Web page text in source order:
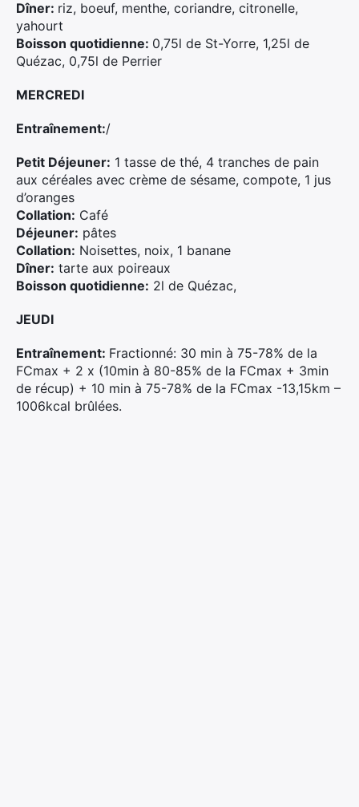
Dîner: riz, boeuf, menthe, coriandre, citronelle,
yahourt
Boisson quotidienne: 0,75l de St-Yorre, 1,25l de
Quézac, 0,75l de Perrier
MERCREDI
Entraînement:/
Petit Déjeuner: 1 tasse de thé, 4 tranches de pain
aux céréales avec crème de sésame, compote, 1 jus
d’oranges
Collation: Café
Déjeuner: pâtes
Collation: Noisettes, noix, 1 banane
Dîner: tarte aux poireaux
Boisson quotidienne: 2l de Quézac,
JEUDI
Entraînement: Fractionné: 30 min à 75-78% de la
FCmax + 2 x (10min à 80-85% de la FCmax + 3min
de récup) + 10 min à 75-78% de la FCmax -13,15km –
1006kcal brûlées.